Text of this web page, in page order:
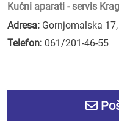
Kućni aparati - servis
Adresa: Gornjomalska
Telefon: 061/201-46-55